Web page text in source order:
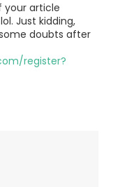
your article
Just kidding,
doubts after
register?